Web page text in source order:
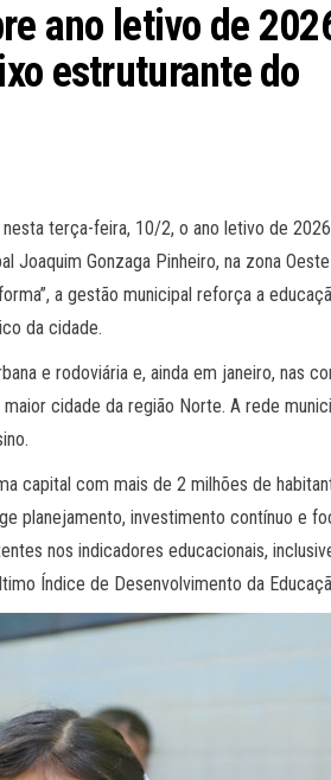
ano letivo de
estruturante do
terça-feira, 10/2, o ano letivo de
Joaquim Gonzaga Pinheiro, na zona
a gestão municipal reforça a
da cidade.
e rodoviária e, ainda em janeiro, nas
cidade da região Norte. A rede
capital com mais de 2 milhões de
planejamento, investimento contínuo e
nos indicadores educacionais,
Índice de Desenvolvimento da